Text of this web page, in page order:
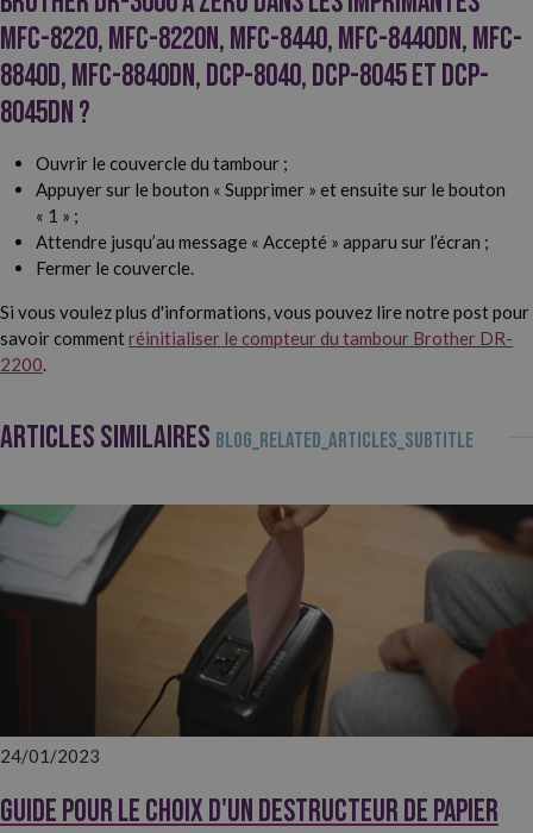
MFC-8220, MFC-8220N, MFC-8440, MFC-8440DN, MFC-
8840D, MFC-8840DN, DCP-8040, DCP-8045 et DCP-
8045DN ?
Ouvrir le couvercle du tambour ;
Appuyer sur le bouton « Supprimer » et ensuite sur le bouton
« 1 » ;
Attendre jusqu’au message « Accepté » apparu sur l’écran ;
Fermer le couvercle.
Si vous voulez plus d'informations, vous pouvez lire notre post pour
savoir commentréinitialiser le compteur du tambour Brother DR-
2200.
ARTICLES SIMILAIRES BLOG_RELATED_ARTICLES_SUBTITLE
24/01/2023
Guide pour le choix d'un destructeur de papier